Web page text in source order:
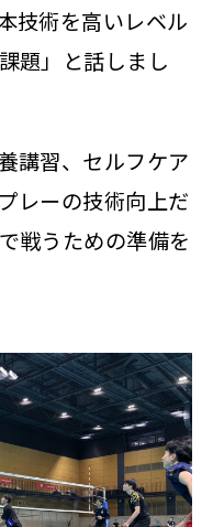
技術を高いレベル
題」と話しまし
講習、セルフケア
レーの技術向上だ
戦うための準備を